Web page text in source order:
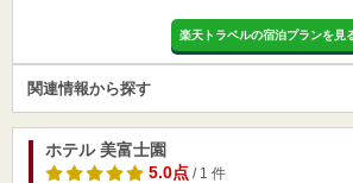
楽天トラベルの宿泊プランを見
関連情報から探す
ホテル 美富士園
5.0点/ 1 件